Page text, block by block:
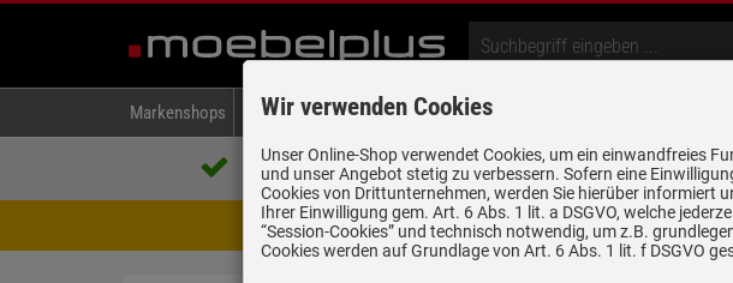
Markenshops Backen & Kochen Kühlen & Gefrieren
Über 85.000 positive Bewertungen
auf eBay, Amazon und Trusted Shops
5
Achtung Wartungsarbeiten! Zwischen 8 und 10 Uhr
Wir verwenden Cookies
Unser Online-Shop verwendet Cookies, um ein einwandfreies
und unser Angebot stetig zu verbessern. Sofern eine
Cookies von Drittunternehmen, werden Sie hierüber informiert
Ihrer Einwilligung gem. Art. 6 Abs. 1 lit. a DSGVO, welche
“Session-Cookies” und technisch notwendig, um z.B.
Cookies werden auf Grundlage von Art. 6 Abs. 1 lit. f DSGVO